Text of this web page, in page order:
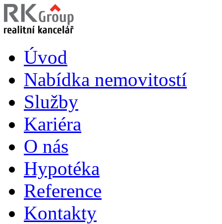
Úvod
Nabídka nemovitostí
Služby
Kariéra
O nás
Hypotéka
Reference
Kontakty